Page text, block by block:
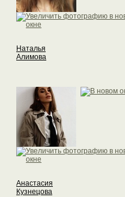
Наталья
Алимова
Анастасия
Кузнецова